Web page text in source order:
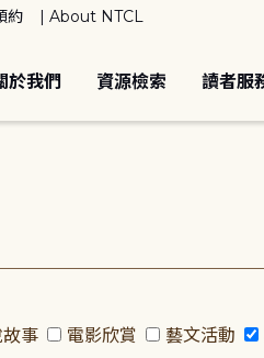
約 About NTCL
於我們 資源檢索 讀者服
事 電影欣賞 藝文活動